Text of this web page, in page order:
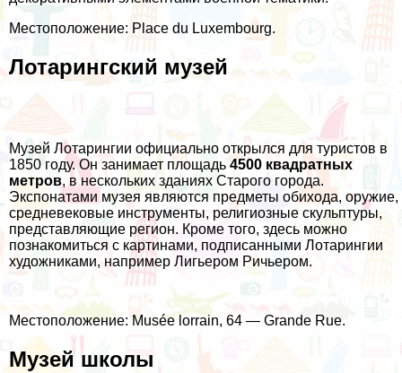
Местоположение: Place du Luxembourg.
Лотарингский музей
Музей Лотарингии официально открылся для туристов в
1850 году. Он занимает площадь 4500 квадратных
метров, в нескольких зданиях Старого города.
Экспонатами музея являются предметы обихода, оружие,
средневековые инструменты, религиозные скульптуры,
представляющие регион. Кроме того, здесь можно
познакомиться с картинами, подписанными Лотарингии
художниками, например Лигьером Ричьером.
Местоположение: Musée lorrain, 64 — Grande Rue.
Музей школы